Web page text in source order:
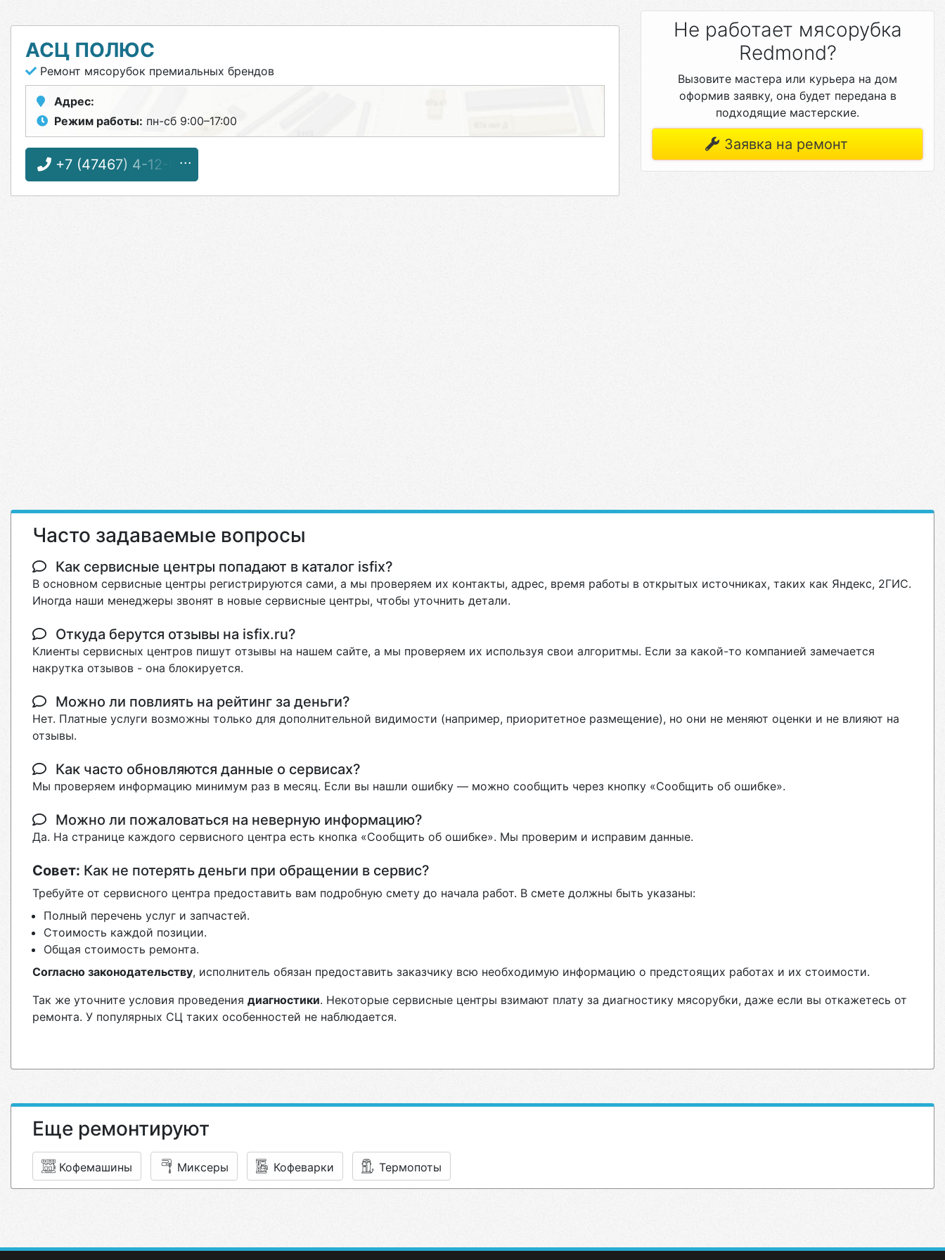
АСЦ ПОЛЮС
Ремонт мясорубок премиальных брендов
Адрес:
Режим работы: пн-сб 9:00–17:00
+7 (47467) 4-12-08
Не работает мясорубка
Redmond?
Вызовите мастера или курьера на дом
оформив заявку, она будет передана в
подходящие мастерские.
Заявка на ремонт
Часто задаваемые вопросы
Как сервисные центры попадают в каталог isfix?
В основном сервисные центры регистрируются сами, а мы проверяем их контакты, адрес, время работы в открытых источниках, таких как Яндекс, 2ГИС.
Иногда наши менеджеры звонят в новые сервисные центры, чтобы уточнить детали.
Откуда берутся отзывы на isfix.ru?
Клиенты сервисных центров пишут отзывы на нашем сайте, а мы проверяем их используя свои алгоритмы. Если за какой-то компанией замечается
накрутка отзывов - она блокируется.
Можно ли повлиять на рейтинг за деньги?
Нет. Платные услуги возможны только для дополнительной видимости (например, приоритетное размещение), но они не меняют оценки и не влияют на
отзывы.
Как часто обновляются данные о сервисах?
Мы проверяем информацию минимум раз в месяц. Если вы нашли ошибку — можно сообщить через кнопку «Сообщить об ошибке».
Можно ли пожаловаться на неверную информацию?
Да. На странице каждого сервисного центра есть кнопка «Сообщить об ошибке». Мы проверим и исправим данные.
Совет: Как не потерять деньги при обращении в сервис?
Требуйте от сервисного центра предоставить вам подробную смету до начала работ. В смете должны быть указаны:
Полный перечень услуг и запчастей.
Стоимость каждой позиции.
Общая стоимость ремонта.
Согласно законодательству, исполнитель обязан предоставить заказчику всю необходимую информацию о предстоящих работах и их стоимости.
Так же уточните условия проведения диагностики. Некоторые сервисные центры взимают плату за диагностику мясорубки, даже если вы откажетесь от
ремонта. У популярных СЦ таких особенностей не наблюдается.
Еще ремонтируют
Кофемашины Миксеры Кофеварки Термопоты